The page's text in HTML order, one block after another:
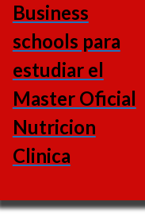
Business
schools para
estudiar el
Master Oficial
Nutricion
Clinica